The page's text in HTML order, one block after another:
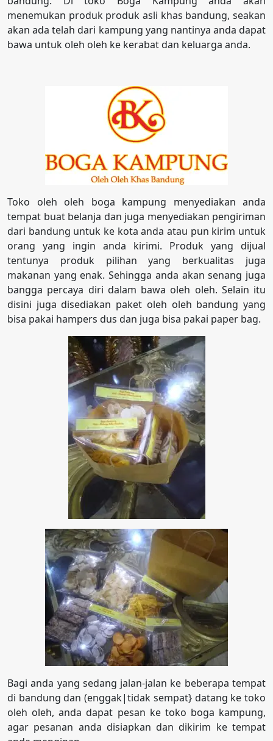
menemukan produk produk asli khas bandung, seakan
akan ada telah dari kampung yang nantinya anda dapat
bawa untuk oleh oleh ke kerabat dan keluarga anda.
Toko oleh oleh boga kampung menyediakan anda
tempat buat belanja dan juga menyediakan pengiriman
dari bandung untuk ke kota anda atau pun kirim untuk
orang yang ingin anda kirimi. Produk yang dijual
tentunya produk pilihan yang berkualitas juga
makanan yang enak. Sehingga anda akan senang juga
bangga percaya diri dalam bawa oleh oleh. Selain itu
disini juga disediakan paket oleh oleh bandung yang
bisa pakai hampers dus dan juga bisa pakai paper bag.
Bagi anda yang sedang jalan-jalan ke beberapa tempat
di bandung dan (enggak|tidak sempat} datang ke toko
oleh oleh, anda dapat pesan ke toko boga kampung,
agar pesanan anda disiapkan dan dikirim ke tempat